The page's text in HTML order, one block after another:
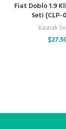
Fiat Doblo 1.9
Seti (CLP-
Kasnak
$